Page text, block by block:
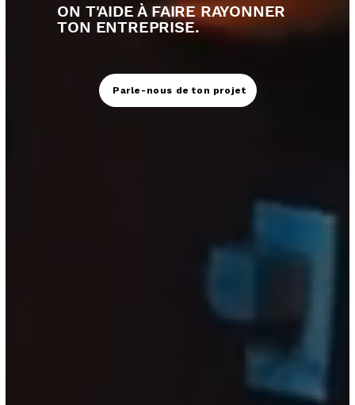
ON T'AIDE À FAIRE RAYONNER
TON ENTREPRISE.
Parle-nous de ton projet